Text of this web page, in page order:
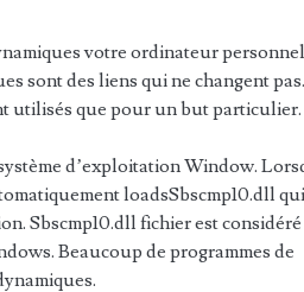
votre ordinateur personnel
sont des liens qui ne changent pas.
utilisés que pour un but particulier.
d’exploitation Window.
loadsSbscmp10.dll
Sbscmp10.dll fichier est considéré
Beaucoup de programmes de